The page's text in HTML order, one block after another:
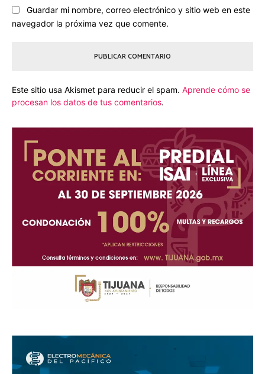
Guardar mi nombre, correo electrónico y sitio web en este
navegador la próxima vez que comente.
Este sitio usa Akismet para reducir el spam. Aprende cómo se
procesan los datos de tus comentarios.